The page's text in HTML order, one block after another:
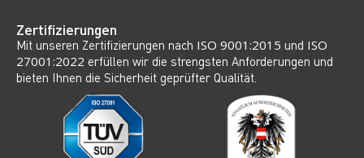
Zertifizierungen
Mit unseren Zertifizierungen nach ISO 9001:2015 und ISO
27001:2022 erfüllen wir die strengsten Anforderungen und
bieten Ihnen die Sicherheit geprüfter Qualität.